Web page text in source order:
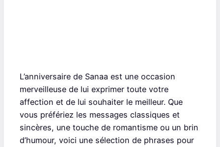
L’anniversaire de Sanaa est une occasion
merveilleuse de lui exprimer toute votre
affection et de lui souhaiter le meilleur. Que
vous préfériez les messages classiques et
sincères, une touche de romantisme ou un brin
d’humour, voici une sélection de phrases pour